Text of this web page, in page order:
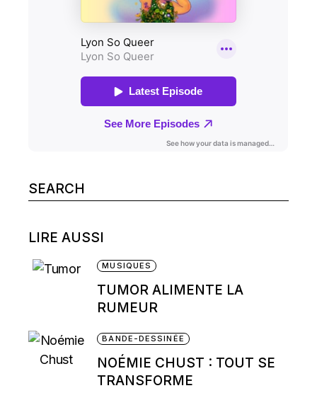
Search
for:
LIRE AUSSI
MUSIQUES
TUMOR ALIMENTE LA
RUMEUR
BANDE-DESSINÉE
NOÉMIE CHUST : TOUT SE
TRANSFORME